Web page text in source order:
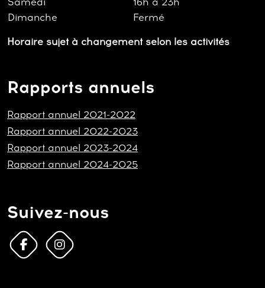
Dimanche
Fermé
Horaire sujet à changement selon les activités
Rapports annuels
Rapport annuel 2021-2022
Rapport annuel 2022-2023
Rapport annuel 2023-2024
Rapport annuel 2024-2025
Suivez-nous